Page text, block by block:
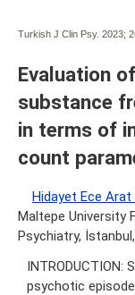
Turkish J Clin Psy. 2023;
Evaluation
substance
in terms of
count
Hidayet Ece Arat
Maltepe University
Psychiatry,
psychotic